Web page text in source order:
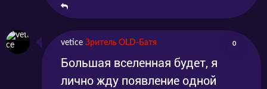
vetice Зритель OLD-Батя 0
Большая вселенная будет, я
лично жду появление одной